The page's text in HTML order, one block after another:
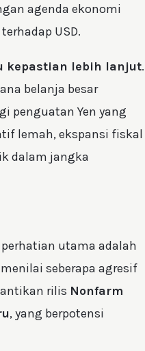
agenda ekonomi
USD.
kepastian lebih lanjut.
belanja besar
penguatan Yen yang
lemah, ekspansi fiskal
dalam jangka
utama adalah
seberapa agresif
rilis Nonfarm
, yang berpotensi